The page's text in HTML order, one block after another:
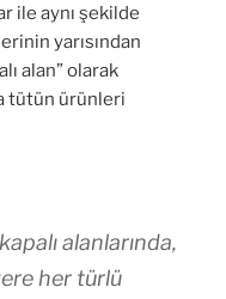
ile aynı şekilde
yarısından
alan” olarak
tütün ürünleri
alanlarında,
her türlü